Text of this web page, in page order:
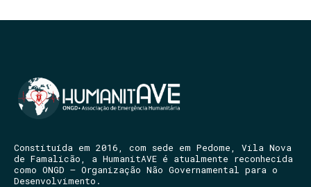
Constituída em 2016, com sede em Pedome, Vila Nova
de Famalicão, a HumanitAVE é atualmente reconhecida
como ONGD – Organização Não Governamental para o
Desenvolvimento.